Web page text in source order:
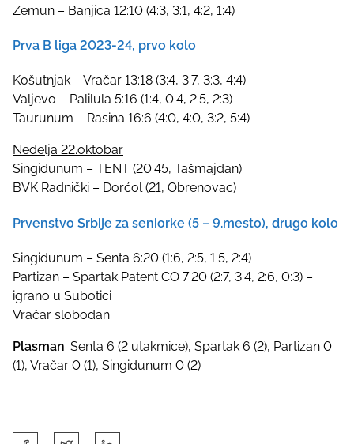
Zemun – Banjica 12:10 (4:3, 3:1, 4:2, 1:4)
Prva B liga 2023-24, prvo kolo
Košutnjak – Vračar 13:18 (3:4, 3:7, 3:3, 4:4)
Valjevo – Palilula 5:16 (1:4, 0:4, 2:5, 2:3)
Taurunum – Rasina 16:6 (4:0, 4:0, 3:2, 5:4)
Nedelja 22.oktobar
Singidunum – TENT (20.45, Tašmajdan)
BVK Radnički – Dorćol (21, Obrenovac)
Prvenstvo Srbije za seniorke (5 – 9.mesto), drugo kolo
Singidunum – Senta 6:20 (1:6, 2:5, 1:5, 2:4)
Partizan – Spartak Patent CO 7:20 (2:7, 3:4, 2:6, 0:3) –
igrano u Subotici
Vračar slobodan
Plasman: Senta 6 (2 utakmice), Spartak 6 (2), Partizan 0
(1), Vračar 0 (1), Singidunum 0 (2)